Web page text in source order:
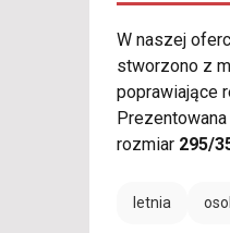
W naszej
stworzono z
poprawiające
rozmiar 295/
letnia